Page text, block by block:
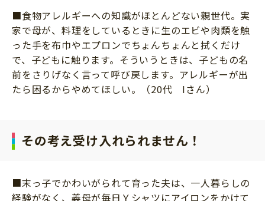
■食物アレルギーへの知識がほとんどない親世代。実
家で母が、料理をしているときに生のエビや肉類を触
った手を布巾やエプロンでちょんちょんと拭くだけ
で、子どもに触ります。そういうときは、子どもの名
前をさりげなく言って呼び戻します。アレルギーが出
たら困るからやめてほしい。（20代 Iさん）
その考え受け入れられません！
■末っ子でかわいがられて育った夫は、一人暮らしの
経験がなく、義母が毎日Ｙシャツにアイロンをかけて